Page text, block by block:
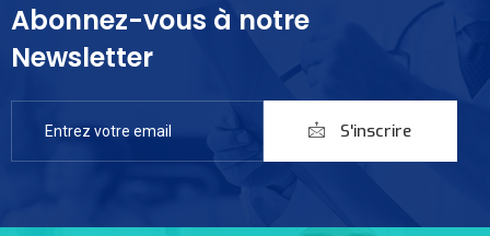
Abonnez-vous à notre
Newsletter
S'inscrire